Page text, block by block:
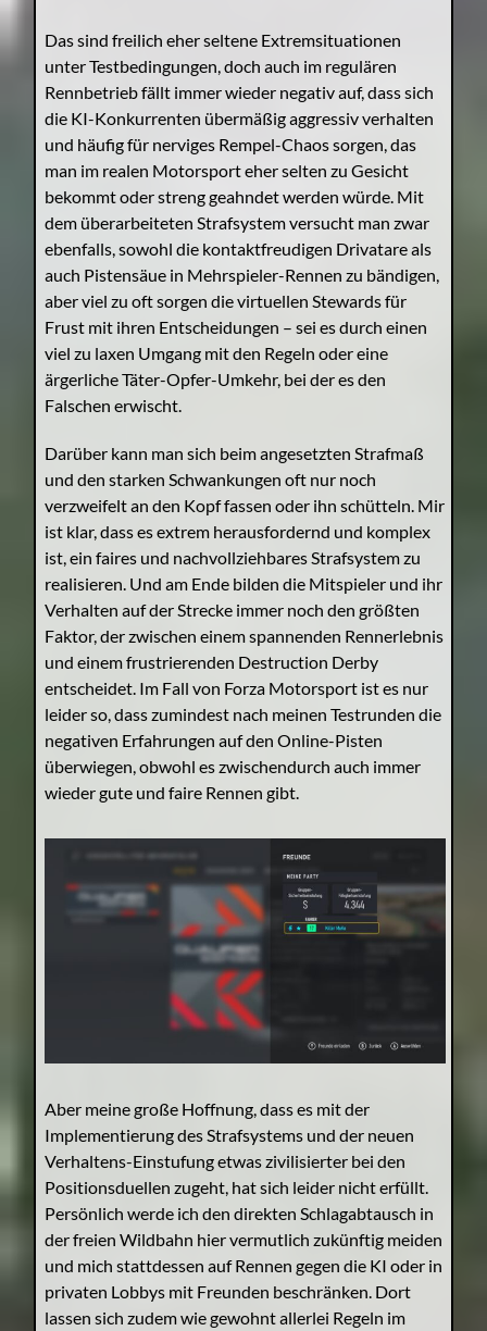
Das sind freilich eher seltene Extremsituationen
unter Testbedingungen, doch auch im regulären
Rennbetrieb fällt immer wieder negativ auf, dass sich
die KI-Konkurrenten übermäßig aggressiv verhalten
und häufig für nerviges Rempel-Chaos sorgen, das
man im realen Motorsport eher selten zu Gesicht
bekommt oder streng geahndet werden würde. Mit
dem überarbeiteten Strafsystem versucht man zwar
ebenfalls, sowohl die kontaktfreudigen Drivatare als
auch Pistensäue in Mehrspieler-Rennen zu bändigen,
aber viel zu oft sorgen die virtuellen Stewards für
Frust mit ihren Entscheidungen – sei es durch einen
viel zu laxen Umgang mit den Regeln oder eine
ärgerliche Täter-Opfer-Umkehr, bei der es den
Falschen erwischt.
Darüber kann man sich beim angesetzten Strafmaß
und den starken Schwankungen oft nur noch
verzweifelt an den Kopf fassen oder ihn schütteln. Mir
ist klar, dass es extrem herausfordernd und komplex
ist, ein faires und nachvollziehbares Strafsystem zu
realisieren. Und am Ende bilden die Mitspieler und ihr
Verhalten auf der Strecke immer noch den größten
Faktor, der zwischen einem spannenden Rennerlebnis
und einem frustrierenden Destruction Derby
entscheidet. Im Fall von Forza Motorsport ist es nur
leider so, dass zumindest nach meinen Testrunden die
negativen Erfahrungen auf den Online-Pisten
überwiegen, obwohl es zwischendurch auch immer
wieder gute und faire Rennen gibt.
Aber meine große Hoffnung, dass es mit der
Implementierung des Strafsystems und der neuen
Verhaltens-Einstufung etwas zivilisierter bei den
Positionsduellen zugeht, hat sich leider nicht erfüllt.
Persönlich werde ich den direkten Schlagabtausch in
der freien Wildbahn hier vermutlich zukünftig meiden
und mich stattdessen auf Rennen gegen die KI oder in
privaten Lobbys mit Freunden beschränken. Dort
lassen sich zudem wie gewohnt allerlei Regeln im